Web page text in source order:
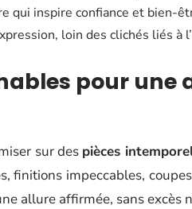
qui inspire confiance et bien-
loin des clichés liés à
pour une
sur des pièces
finitions impeccables,
allure affirmée, sans excès